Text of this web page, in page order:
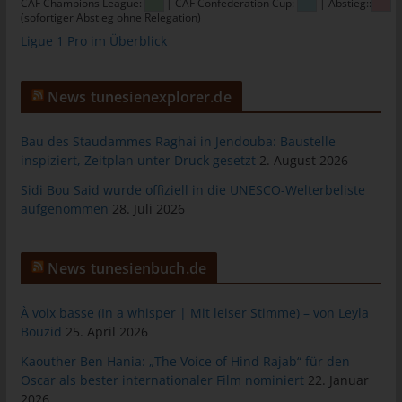
(sofortiger Abstieg ohne Relegation)
Ligue 1 Pro im Überblick
News tunesienexplorer.de
Bau des Staudammes Raghai in Jendouba: Baustelle
inspiziert, Zeitplan unter Druck gesetzt 2. August 2026
Sidi Bou Said wurde offiziell in die UNESCO-Welterbeliste
aufgenommen 28. Juli 2026
News tunesienbuch.de
À voix basse (In a whisper | Mit leiser Stimme) – von Leyla
Bouzid 25. April 2026
Kaouther Ben Hania: „The Voice of Hind Rajab“ für den
Oscar als bester internationaler Film nominiert 22. Januar
2026
Warenkorbes im Online-Shop. Der Online-Shop merkt sich die
Artikel, die ein Kunde in den virtuellen Warenkorb gelegt hat,
über ein Cookie.
Die betroffene Person kann die Setzung von Cookies durch
unsere Internetseite jederzeit mittels einer entsprechenden
damit der Setzung von Cookies dauerhaft widersprechen.
Ferner können bereits gesetzte Cookies jederzeit über einen
werden. Dies ist in allen gängigen Internetbrowsern möglich.
Deaktiviert die betroffene Person die Setzung von Cookies in
Funktionen unserer Internetseite vollumfänglich nutzbar.
Erfassung von allgemeinen Daten und
Informationen
Die Internetseite erfasst mit jedem Aufruf der Internetseite durch
eine betroffene Person oder ein automatisiertes System eine
Reihe von allgemeinen Daten und Informationen. Diese